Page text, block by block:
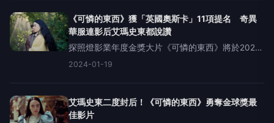
（三）暑期強檔搶先全美全台大銀幕震撼登場！萬
眾矚目首支預告今日亮相，本片是
《可憐的東西》獲「英國奧斯卡」11項提名 奇異
華服連影后艾瑪史東都說讚
探照燈影業年度金獎大片《可憐的東西》將於2024
年2月8日（四）農曆春節檔大銀幕一刀未剪大膽解
獲最佳影片、女主角等11項大獎提名氣勢如虹，繼續
朝奧斯卡之路邁
2024-01-19
艾瑪史東二度封后！《可憐的東西》勇奪金球獎最
佳影片